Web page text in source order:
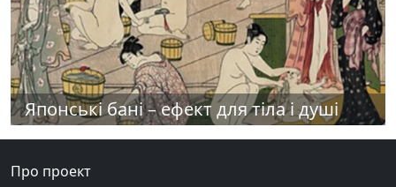
Японські бані – ефект для тіла і душі
Про проект